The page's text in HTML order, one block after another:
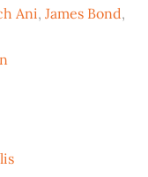
Ani,James Bond,